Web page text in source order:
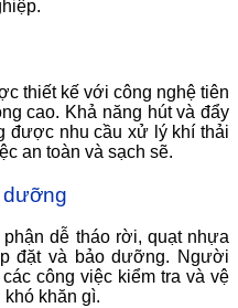
thiết kế với công nghệ tiên
cao. Khả năng hút và đẩy
được nhu cầu xử lý khí thải
an toàn và sạch sẽ.
dưỡng
dễ tháo rời, quạt nhựa
đặt và bảo dưỡng. Người
công việc kiểm tra và vệ
khăn gì.